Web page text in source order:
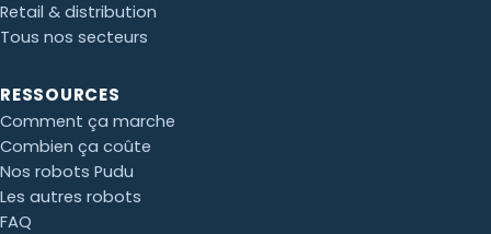
Retail & distribution
Tous nos secteurs
RESSOURCES
Comment ça marche
Combien ça coûte
Nos robots Pudu
Les autres robots
FAQ
Paul · Easy to Clean
Clone du co-fondateur · En ligne